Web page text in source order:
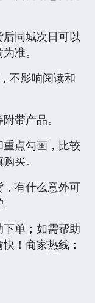
同城次日可以
准。
不影响阅读和
带产品。
点勾画，比较
买。
有什么意外可
单；如需帮助
！商家热线：